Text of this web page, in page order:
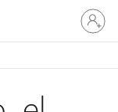
Iniciar
sesión
en
cuenta